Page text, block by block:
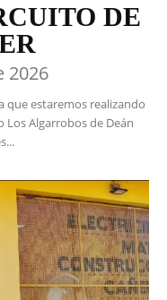
DE
2026
que estaremos realizando
Los Algarrobos de Deán